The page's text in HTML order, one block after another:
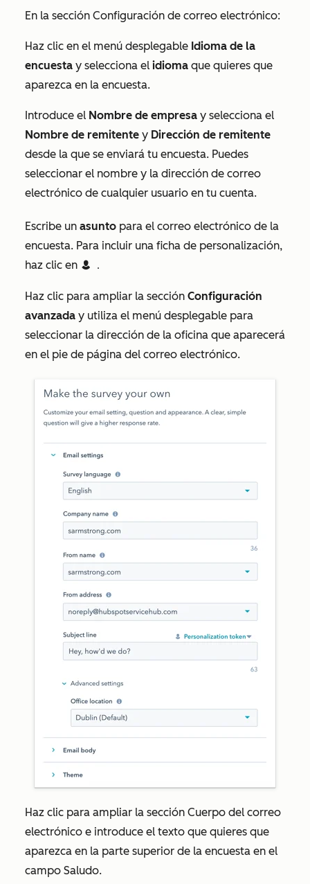
En la sección Configuración de correo electrónico:
Haz clic en el menú desplegable Idioma de la
encuesta y selecciona el idioma que quieres que
aparezca en la encuesta.
Introduce el Nombre de empresa y selecciona el
Nombre de remitente y Dirección de remitente
desde la que se enviará tu encuesta. Puedes
seleccionar el nombre y la dirección de correo
electrónico de cualquier usuario en tu cuenta.
Escribe un asunto para el correo electrónico de la
encuesta. Para incluir una ficha de personalización,
haz clic en contacts .
Haz clic para ampliar la sección Configuración
avanzada y utiliza el menú desplegable para
seleccionar la dirección de la oficina que aparecerá
en el pie de página del correo electrónico.
Haz clic para ampliar la sección Cuerpo del correo
electrónico e introduce el texto que quieres que
aparezca en la parte superior de la encuesta en el
campo Saludo.